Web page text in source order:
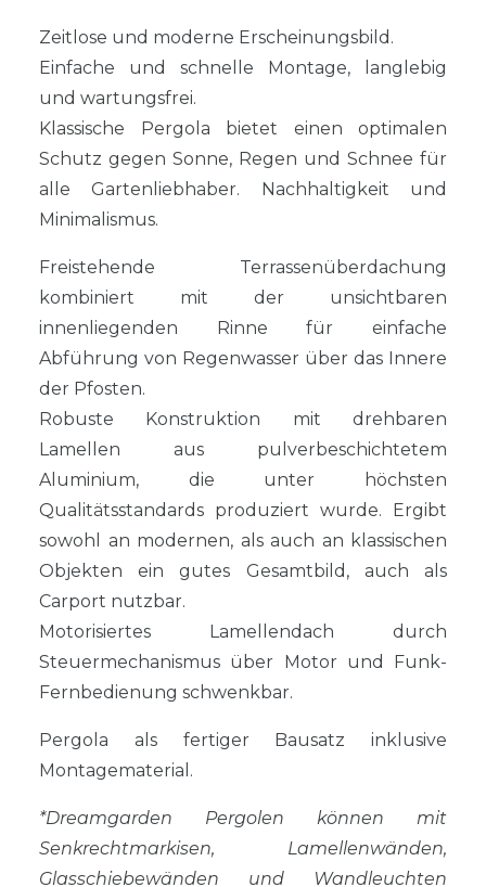
Zeitlose und moderne Erscheinungsbild.
Einfache und schnelle Montage, langlebig
und wartungsfrei.
Klassische Pergola bietet einen optimalen
Schutz gegen Sonne, Regen und Schnee für
alle Gartenliebhaber. Nachhaltigkeit und
Minimalismus.
Freistehende Terrassenüberdachung
kombiniert mit der unsichtbaren
innenliegenden Rinne für einfache
Abführung von Regenwasser über das Innere
der Pfosten.
Robuste Konstruktion mit drehbaren
Lamellen aus pulverbeschichtetem
Aluminium, die unter höchsten
Qualitätsstandards produziert wurde. Ergibt
sowohl an modernen, als auch an klassischen
Objekten ein gutes Gesamtbild, auch als
Carport nutzbar.
Motorisiertes Lamellendach durch
Steuermechanismus über Motor und Funk-
Fernbedienung schwenkbar.
Pergola als fertiger Bausatz inklusive
Montagematerial.
*Dreamgarden Pergolen können mit
Senkrechtmarkisen, Lamellenwänden,
Glasschiebewänden und Wandleuchten